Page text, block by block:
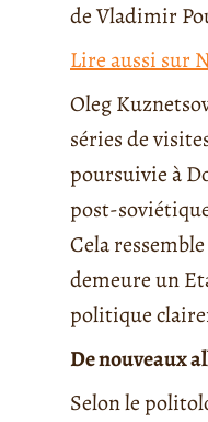
de Vladimir
Lire aussi sur
Oleg
séries de
poursuivie à
post-
Cela
demeure un
politique
De nouveaux
Selon le